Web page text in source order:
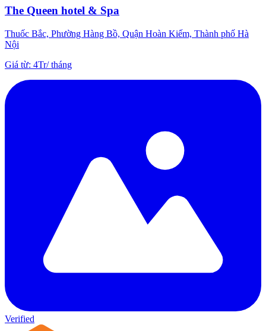
The Queen hotel & Spa
Thuốc Bắc, Phường Hàng Bồ, Quận Hoàn Kiếm, Thành phố Hà
Nội
Giá từ: 4Tr/tháng
Verified